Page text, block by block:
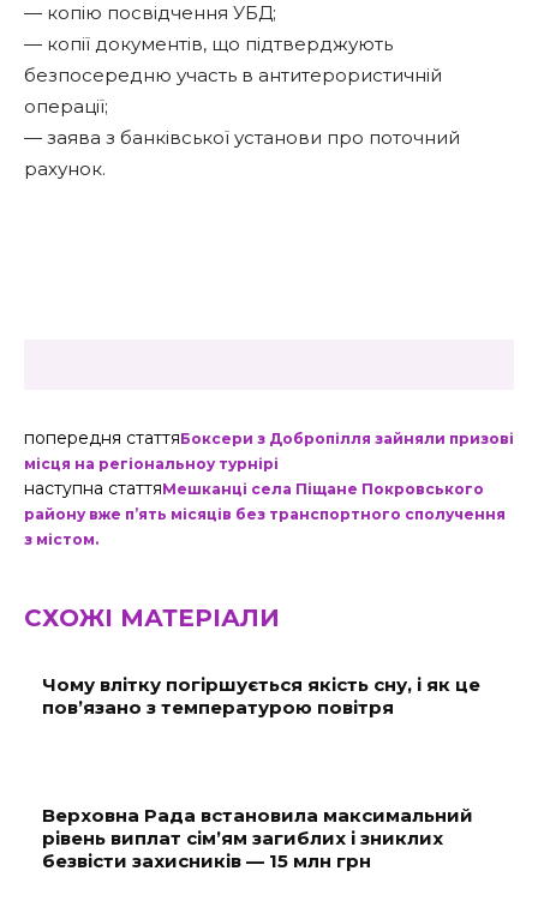
— копію посвідчення УБД;
— копії документів, що підтверджують
безпосередню участь в антитерористичній
операції;
— заява з банківської установи про поточний
рахунок.
попередня статтяБоксери з Добропілля зайняли призові
місця на регіональноу турнірі
наступна статтяМешканці села Піщане Покровського
району вже п’ять місяців без транспортного сполучення
з містом.
СХОЖІ МАТЕРІАЛИ
Чому влітку погіршується якість сну, і як це
пов’язано з температурою повітря
Верховна Рада встановила максимальний
рівень виплат сім’ям загиблих і зниклих
безвісти захисників — 15 млн грн